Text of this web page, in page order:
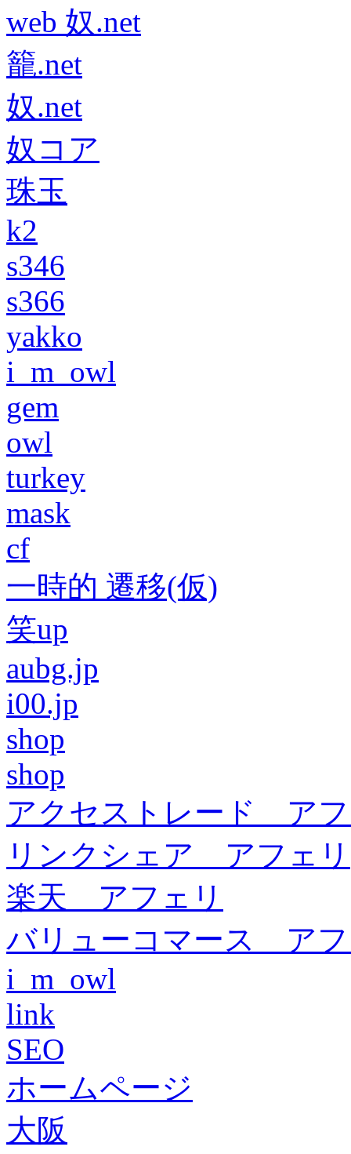
web 奴.net
籠.net
奴.net
奴コア
珠玉
k2
s346
s366
yakko
i_m_owl
gem
owl
turkey
mask
cf
一時的 遷移(仮)
笑up
aubg.jp
i00.jp
shop
shop
アクセストレード ア
リンクシェア アフェリ
楽天 アフェリ
バリューコマース ア
i_m_owl
link
SEO
ホームページ
大阪